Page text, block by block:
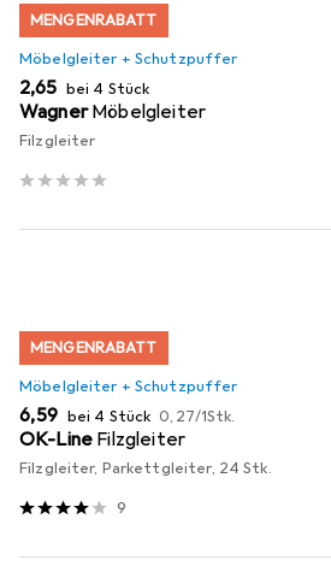
MENGENRABATT
Möbelgleiter + Schutzpuffer
EUR
2,65 bei 4 Stück
Wagner Möbelgleiter
Filzgleiter
MENGENRABATT
Möbelgleiter + Schutzpuffer
EUR
6,59 bei 4 Stück EUR
0,27/1Stk.
OK-Line Filzgleiter
Filzgleiter, Parkettgleiter, 24 Stk.
9